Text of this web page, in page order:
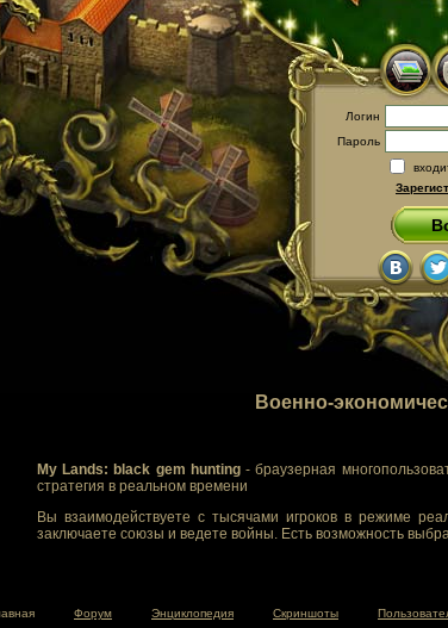
Логин
Пароль
Военно-
My Lands: black gem hunting- браузерная
стратегия в реальном времени
Вы взаимодействуете с тысячами игроков в режиме
заключаете союзы и ведете войны. Есть возможность
Форум Энциклопедия Скриншоты